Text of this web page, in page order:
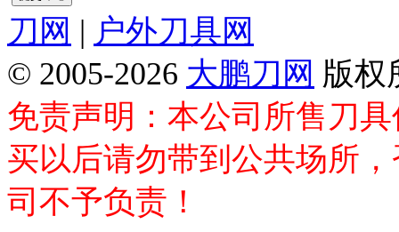
刀网 | 户外刀具网
© 2005-2026 大鹏刀网 版权
免责声明：本公司所售刀
买以后请勿带到公共场所
司不予负责！